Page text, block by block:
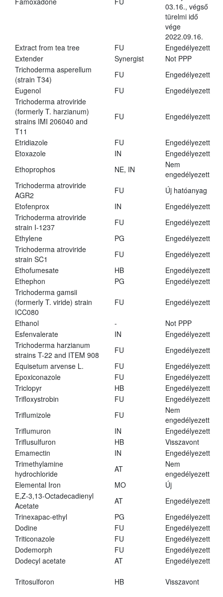
03.16., végső
türelmi idő
vége
2022.09.16.
Extract from tea tree
FU
Engedélyezett
Extender
Synergist
Not PPP
Trichoderma asperellum
(strain T34)
FU
Engedélyezett
Eugenol
FU
Engedélyezett
Trichoderma atroviride
(formerly T. harzianum)
strains IMI 206040 and
T11
FU Engedélyezett
Etridiazole FU
Engedélyezett
Etoxazole
IN
Engedélyezett
Ethoprophos
NE, IN
Nem
engedélyezett
Trichoderma atroviride
AGR2
FU
Új hatóanyag
Etofenprox
IN
Engedélyezett
Trichoderma atroviride
strain I-1237
FU
Engedélyezett
Ethylene
PG
Engedélyezett
Trichoderma atroviride
strain SC1
FU
Engedélyezett
Ethofumesate
HB
Engedélyezett
Ethephon
PG
Engedélyezett
Trichoderma gamsii
(formerly T. viride) strain
ICC080
FU Engedélyezett
Ethanol -
Not PPP
Esfenvalerate
IN
Engedélyezett
Trichoderma harzianum
strains T-22 and ITEM 908
FU
Engedélyezett
Equisetum arvense L.
FU
Engedélyezett
Epoxiconazole
FU
Engedélyezett
Triclopyr
HB
Engedélyezett
Trifloxystrobin
FU
Engedélyezett
Triflumizole
FU
Nem
engedélyezett
Triflumuron
IN
Engedélyezett
Triflusulfuron
HB
Visszavont
Emamectin
IN
Engedélyezett
Trimethylamine
hydrochloride
AT
Nem
engedélyezett
Elemental Iron
MO
Új
E,Z-3,13-Octadecadienyl
Acetate
AT
Engedélyezett
Trinexapac-ethyl
PG
Engedélyezett
Dodine
FU
Engedélyezett
Triticonazole
FU
Engedélyezett
Dodemorph
FU
Engedélyezett
Dodecyl acetate
AT Engedélyezett
Tritosulforon HB Visszavont